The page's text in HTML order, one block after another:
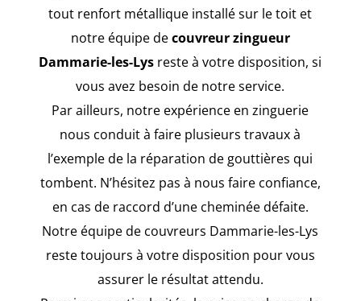
tout renfort métallique installé sur le toit et
notre équipe decouvreur zingueur
Dammarie-les-Lys reste à votre disposition, si
vous avez besoin de notre service.
Par ailleurs, notre expérience en zinguerie
nous conduit à faire plusieurs travaux à
l’exemple de la réparation de gouttières qui
tombent. N’hésitez pas à nous faire confiance,
en cas de raccord d’une cheminée défaite.
Notre équipe de couvreurs Dammarie-les-Lys
reste toujours à votre disposition pour vous
assurer le résultat attendu.